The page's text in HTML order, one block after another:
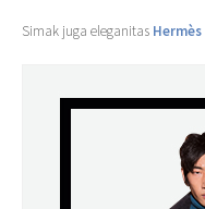
Simak juga eleganitas Hermès